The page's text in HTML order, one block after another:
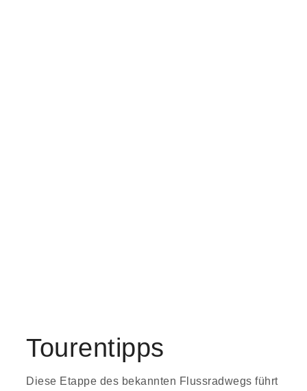
Tourentipps
Diese Etappe des bekannten Flussradwegs führt